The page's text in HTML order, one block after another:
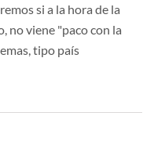
si a la hora de la
no viene "paco con la
tipo país